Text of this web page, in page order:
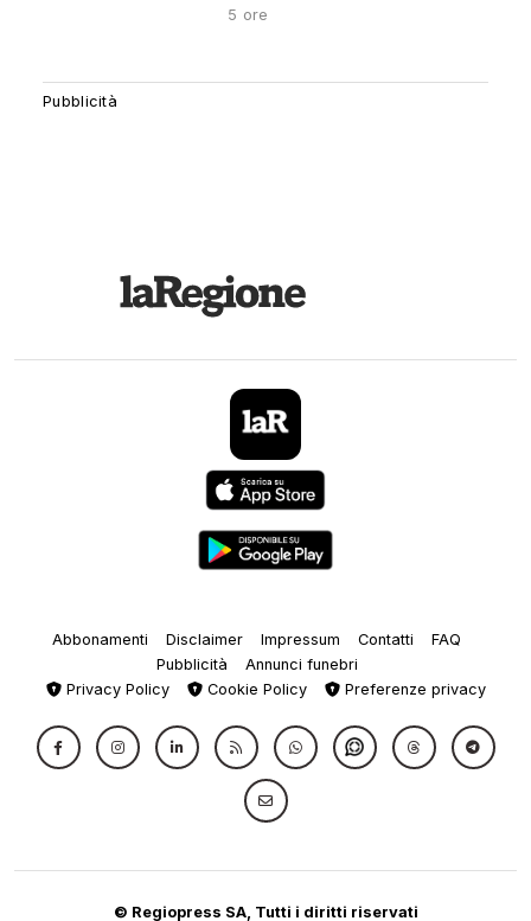
5 ore
Abbonamenti Disclaimer Impressum Contatti
FAQ
Pubblicità
Annunci funebri
Privacy Policy
Cookie Policy Preferenze privacy
© Regiopress SA, Tutti i diritti riservati